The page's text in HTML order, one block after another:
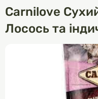
Carnilove
Лосось та